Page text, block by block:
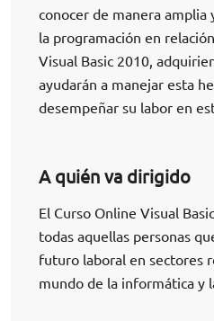
conocer de manera amplia
la programación en
Visual Basic 2010,
ayudarán a manejar esta
desempeñar su labor en
A quién va dirigido
El Curso Online Visual
todas aquellas personas
futuro laboral en sectores
mundo de la informática y